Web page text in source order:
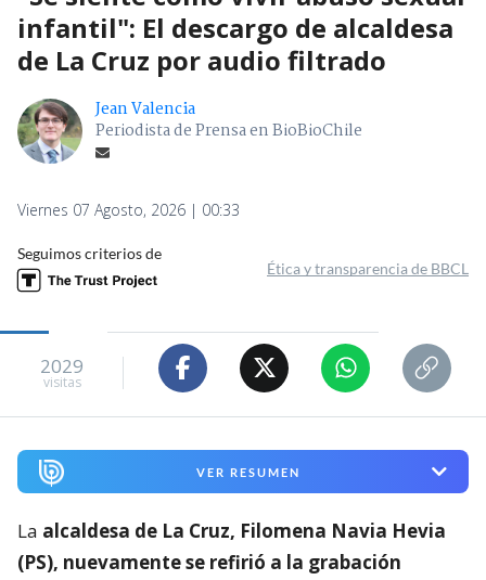
infantil": El descargo de alcaldesa
de La Cruz por audio filtrado
Jean Valencia
Periodista de Prensa en BioBioChile
Viernes 07 Agosto, 2026 | 00:33
Seguimos criterios de
Ética y transparencia de BBCL
2029
visitas
VER RESUMEN
La alcaldesa de La Cruz, Filomena Navia Hevia
(PS), nuevamente se refirió a la grabación